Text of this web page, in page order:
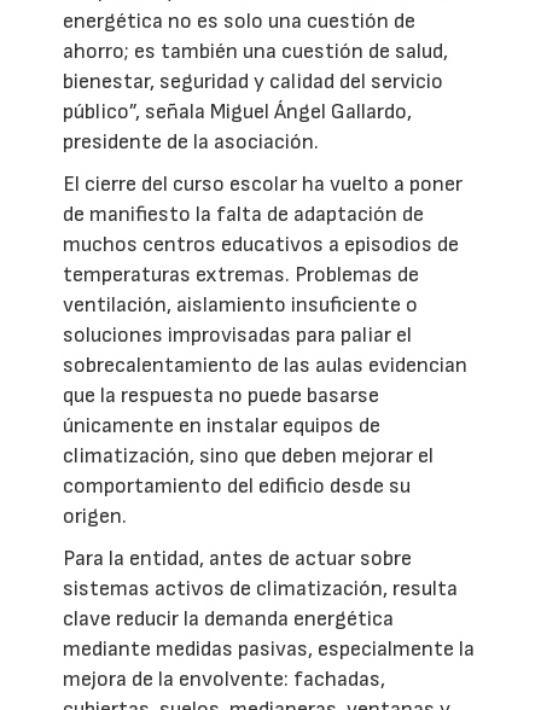
energética no es solo una cuestión de
ahorro; es también una cuestión de salud,
bienestar, seguridad y calidad del servicio
público”, señala Miguel Ángel Gallardo,
presidente de la asociación.
El cierre del curso escolar ha vuelto a poner
de manifiesto la falta de adaptación de
muchos centros educativos a episodios de
temperaturas extremas. Problemas de
ventilación, aislamiento insuficiente o
soluciones improvisadas para paliar el
sobrecalentamiento de las aulas evidencian
que la respuesta no puede basarse
únicamente en instalar equipos de
climatización, sino que deben mejorar el
comportamiento del edificio desde su
origen.
Para la entidad, antes de actuar sobre
sistemas activos de climatización, resulta
clave reducir la demanda energética
mediante medidas pasivas, especialmente la
mejora de la envolvente: fachadas,